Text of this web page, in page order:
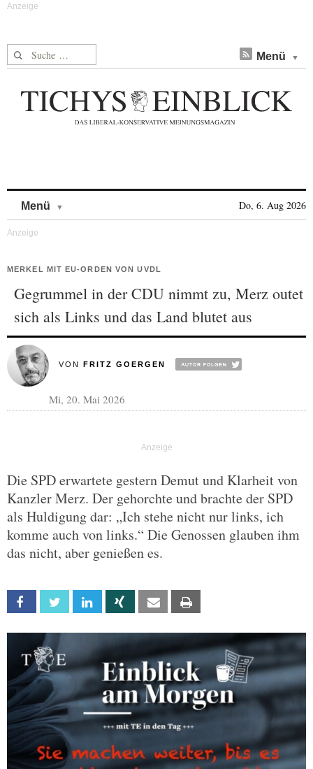
Suche nach: Menü
Menü Do, 6. Aug 2026
MERKEL MIT EU-ORDEN VON UVDL
Gegrummel in der CDU nimmt zu, Merz outet
sich als Links und das Land blutet aus
VON FRITZ GOERGEN
Mi, 20. Mai 2026
Die SPD erwartete gestern Demut und Klarheit von
Kanzler Merz. Der gehorchte und brachte der SPD
als Huldigung dar: „Ich stehe nicht nur links, ich
komme auch von links.“ Die Genossen glauben ihm
das nicht, aber genießen es.
Facebook Twitter Linkedin Xing Email